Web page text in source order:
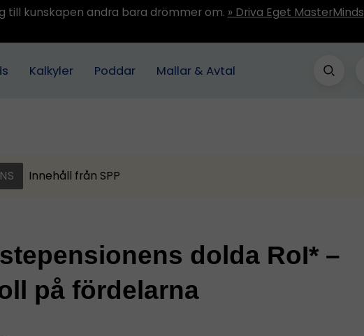
till kunskapen andra bara drömmer om. » Driva Eget MasterMinds
Kalkyler Poddar Mallar & Avtal
Innehåll från SPP
dolda RoI* –
på fördelarna